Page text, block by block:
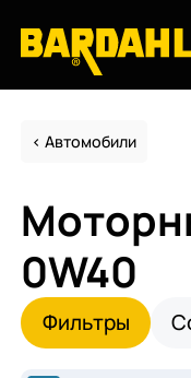
Автомобили
0W40
Фильтры